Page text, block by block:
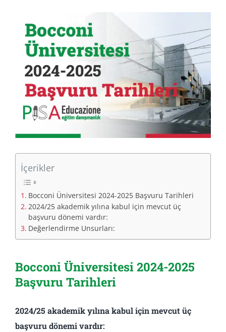
Larger
Image
İçerikler
Bocconi Üniversitesi 2024-2025 Başvuru Tarihleri
2024/25 akademik yılına kabul için mevcut üç
başvuru dönemi vardır:
Değerlendirme Unsurları:
Bocconi Üniversitesi 2024-2025
Başvuru Tarihleri
2024/25 akademik yılına kabul için mevcut üç
başvuru dönemi vardır: